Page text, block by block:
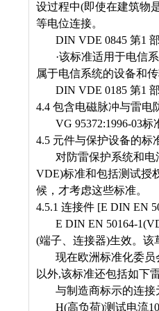
设过程中(即使在建筑物
等电位连接。
DIN VDE 0845 第1
·该标准适用于电信
属于电信系统的设备和
DIN VDE 0185 第1
4.4 包含电磁脉冲与雷电
VG 95372:1996-03标
4.5 元件与保护设备的标
对防雷保护系统和
VDE)标准和包括测试授
候，才考虑这些标准。
4.5.1 连接件 [E DIN EN
E DIN EN 50164-
(端子、连接器)生效。该
现在欧洲标准化委员
以外,该标准还包括如下
与制造商标示的连
H(高负荷)测试电流